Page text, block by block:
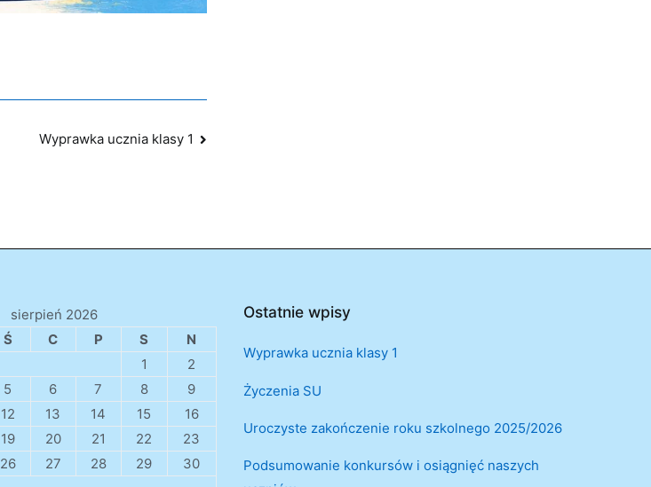
Wyprawka ucznia klasy 1
sierpień 2026
Ś C P S
N
1
2
5 6 7 8
9
12 13 14 15
16
19 20 21 22
23
26 27 28 29
30
Ostatnie wpisy
Wyprawka ucznia klasy 1
Życzenia SU
Uroczyste zakończenie roku szkolnego 2025/2026
Podsumowanie konkursów i osiągnięć naszych